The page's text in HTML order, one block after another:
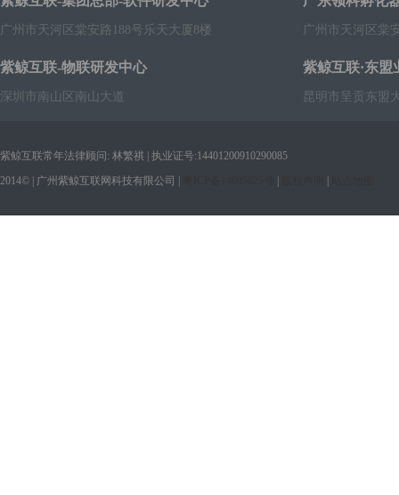
广州市天河区棠安路188号乐天大厦8楼 广州市天河区棠
紫鲸互联-物联研发中心
深圳市南山区南山大道
紫鲸互联·东盟
昆明市呈贡东盟
紫鲸互联常年法律顾问: 林繁祺 | 执业证号:14401200910290085
2014© | 广州紫鲸互联网科技有限公司 |
| |